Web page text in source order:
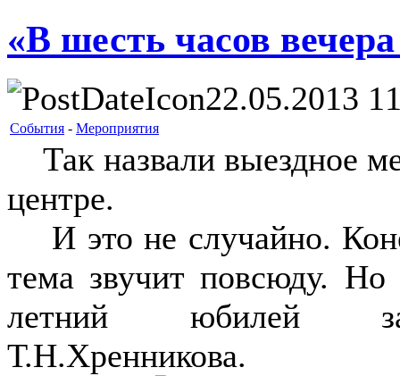
«В шесть часов
22.05.2013
События - Мероприятия
Так назвали выездное
центре.
И это не случайно.
тема звучит повсюду.
летний юбилей
Т.Н.Хренникова.